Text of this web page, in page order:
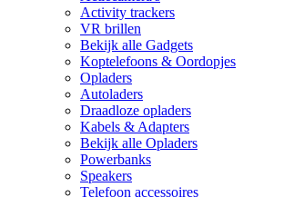
Activity trackers
VR brillen
Bekijk alle Gadgets
Koptelefoons & Oordopjes
Opladers
Autoladers
Draadloze opladers
Kabels & Adapters
Bekijk alle Opladers
Powerbanks
Speakers
Telefoon accessoires